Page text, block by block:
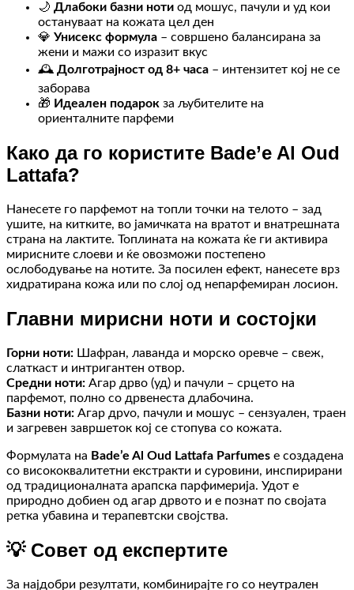
🌙 Длабоки базни ноти од мошус, пачули и уд кои
остануваат на кожата цел ден
💎 Унисекс формула – совршено балансирана за
жени и мажи со изразит вкус
🕰️ Долготрајност од 8+ часа – интензитет кој не се
заборава
🎁 Идеален подарок за љубителите на
ориенталните парфеми
Како да го користите Bade’e Al Oud
Lattafa?
Нанесете го парфемот на топли точки на телото – зад
ушите, на китките, во јамичката на вратот и внатрешната
страна на лактите. Топлината на кожата ќе ги активира
мирисните слоеви и ќе овозможи постепено
ослободување на нотите. За посилен ефект, нанесете врз
хидратирана кожа или по слој од непарфемиран лосион.
Главни мирисни ноти и состојки
Горни ноти: Шафран, лаванда и морско оревче – свеж,
слаткаст и интригантен отвор.
Средни ноти: Агар дрво (уд) и пачули – срцето на
парфемот, полно со дрвенеста длабочина.
Базни ноти: Агар дрvo, пачули и мошус – сензуален, траен
и загревен завршеток кој се стопува со кожата.
Формулата на Bade’e Al Oud Lattafa Parfumes е создадена
со висококвалитетни екстракти и суровини, инспирирани
од традиционалната арапска парфимерија. Удот е
природно добиен од агар дрвото и е познат по својата
ретка убавина и терапевтски својства.
💡 Совет од експертите
За најдобри резултати, комбинирајте го со неутрален